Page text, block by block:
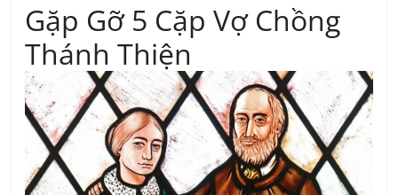
Gặp Gỡ 5 Cặp Vợ Chồng
Thánh Thiện